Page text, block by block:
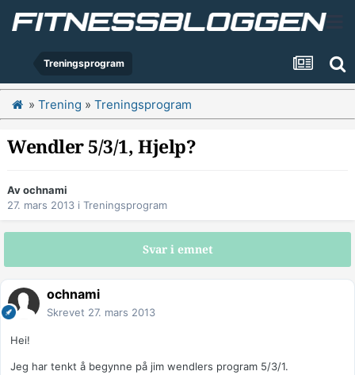
Treningsprogram
» Trening » Treningsprogram
Wendler 5/3/1, Hjelp?
Avochnami
27. mars 2013 i Treningsprogram
Svar i emnet
ochnami
Skrevet 27. mars 2013
Hei!
Jeg har tenkt å begynne på jim wendlers program 5/3/1.